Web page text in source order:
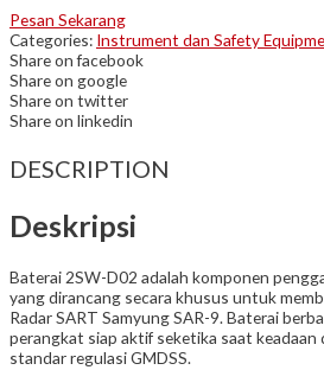
Pesan Sekarang
Categories: Instrument dan Safety
Share on facebook
Share on google
Share on twitter
Share on linkedin
DESCRIPTION
Deskripsi
Baterai 2SW-D02 adalah komponen
yang dirancang secara khusus untuk
Radar SART Samyung SAR-9. Baterai
perangkat siap aktif seketika saat
standar regulasi GMDSS.